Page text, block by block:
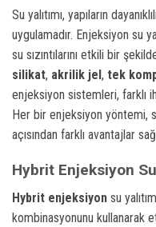
Su yalıtımı, yapıların
uygulamadır. Enjeksiyon su
su sızıntılarını etkili bir
silikat, akrilik jel, tek
enjeksiyon sistemleri, farklı
Her bir enjeksiyon yöntemi,
açısından farklı avantajlar
Hybrit Enjeksiyon Su
Hybrit enjeksiyon su
kombinasyonunu kullanarak